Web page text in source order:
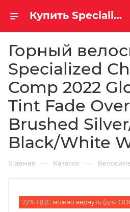
Купить Specialized Chisel Comp 2022 Gloss Red Tint Fade Over Brushed Silver/Tarmac Black/White W/Gold за рублей, а со скидкой 189 200 руб.
Горный
Specialized
Comp 2022
Tint Fade Over
Brushed
Black/White
Главная — Каталог —
22% НДС можно вернуть (для